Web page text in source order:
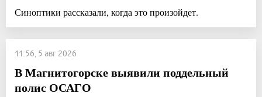
Синоптики рассказали, когда это произойдет.
11:56, 5 авг 2026
В Магнитогорске выявили поддельный
полис ОСАГО